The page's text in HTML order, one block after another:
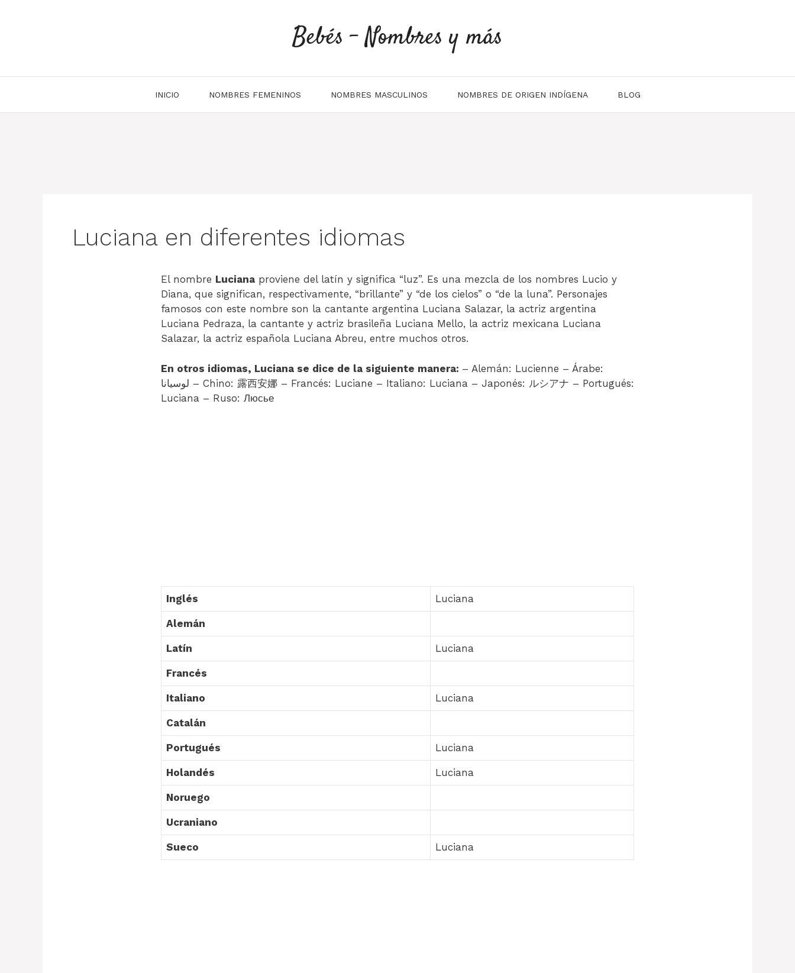
Bebés - Nombres y más
INICIO NOMBRES FEMENINOS NOMBRES MASCULINOS NOMBRES DE ORIGEN INDÍGENA BLOG
Luciana en diferentes idiomas
El nombre Luciana proviene del latín y significa “luz”. Es una mezcla de los nombres Lucio y
Diana, que significan, respectivamente, “brillante” y “de los cielos” o “de la luna”. Personajes
famosos con este nombre son la cantante argentina Luciana Salazar, la actriz argentina
Luciana Pedraza, la cantante y actriz brasileña Luciana Mello, la actriz mexicana Luciana
Salazar, la actriz española Luciana Abreu, entre muchos otros.
En otros idiomas, Luciana se dice de la siguiente manera: – Alemán: Lucienne – Árabe:
لوسيانا – Chino: 露西安娜 – Francés: Luciane – Italiano: Luciana – Japonés: ルシアナ – Portugués:
Luciana – Ruso: Люсье
Inglés Luciana
Alemán
Latín Luciana
Francés
Italiano Luciana
Catalán
Portugués Luciana
Holandés Luciana
Noruego
Ucraniano
Sueco Luciana